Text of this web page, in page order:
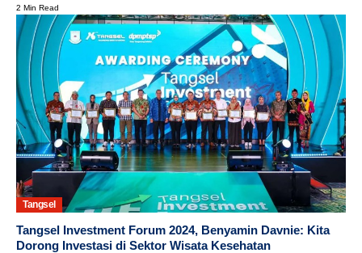
2 Min Read
Tangsel
Tangsel Investment Forum 2024, Benyamin Davnie: Kita
Dorong Investasi di Sektor Wisata Kesehatan